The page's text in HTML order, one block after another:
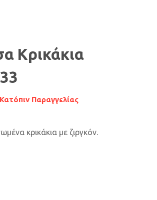
Κρικάκια
Κατόπιν Παραγγελίας
κρικάκια με ζιργκόν.